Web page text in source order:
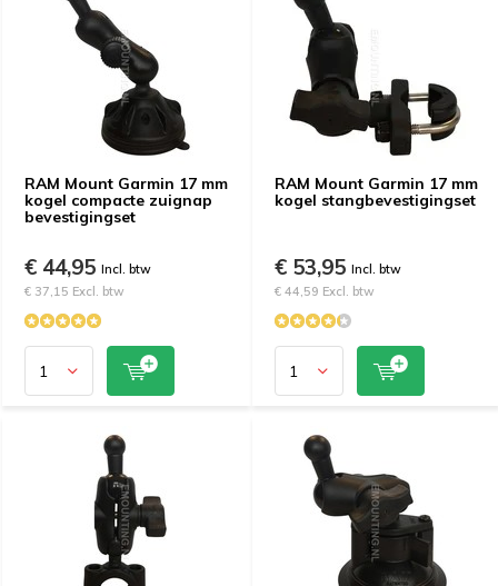
RAM Mount Garmin 17 mm
kogel compacte zuignap
bevestigingset
€ 44,95 Incl. btw
€ 37,15 Excl. btw
RAM Mount Garmin 17 mm
kogel stangbevestigingset
€ 53,95 Incl. btw
€ 44,59 Excl. btw